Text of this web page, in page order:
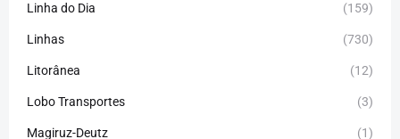
Linha do Dia (159)
Linhas (730)
Litorânea (12)
Lobo Transportes (3)
Magiruz-Deutz (1)